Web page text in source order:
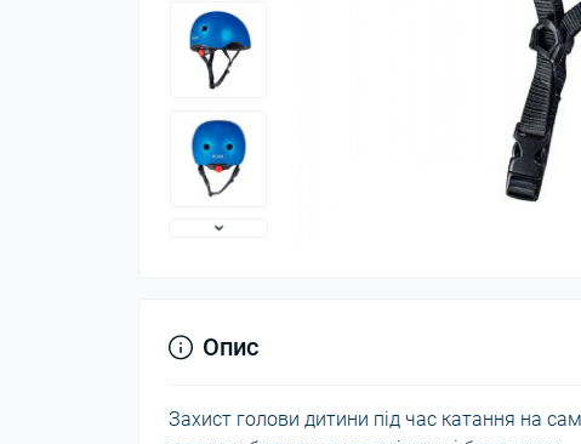
Опис
Захист голови дитини під час катання на